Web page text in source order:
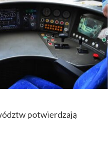
potwierdzają